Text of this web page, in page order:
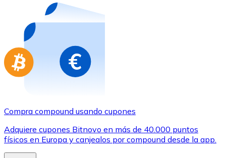
Compra tarjetas regalo de tus marcas favoritas con
Ir a la tienda de tarjetas regalo
Compra compound usando cupones
Adquiere cupones Bitnovo en más de 40.000 puntos
físicos en Europa y canjealos por compound desde la app.